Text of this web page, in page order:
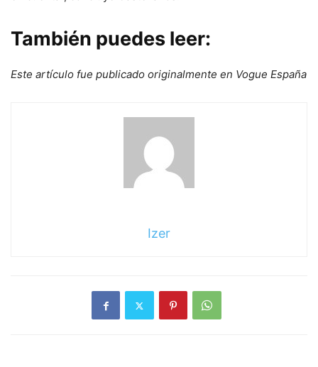
También puedes leer:
Este artículo fue publicado originalmente en Vogue España
Izer